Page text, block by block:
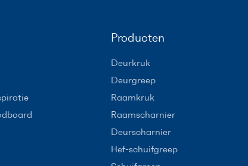
Producten
Deurkruk
Deurgreep
Raamkruk
Raamscharnier
Deurscharnier
Hef-schuifgreep